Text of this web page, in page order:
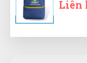
nhanh ủng hộ shop
Liên